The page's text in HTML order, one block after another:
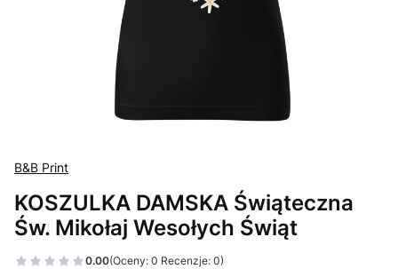
B&B Print
KOSZULKA DAMSKA Świąteczna
Św. Mikołaj Wesołych Świąt
0.00(Oceny: 0 Recenzje: 0)